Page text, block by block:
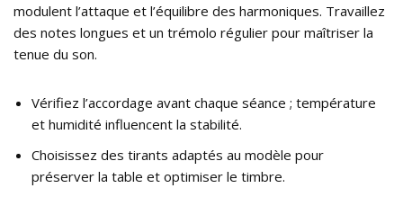
modulent l’attaque et l’équilibre des harmoniques. Travaillez
des notes longues et un trémolo régulier pour maîtriser la
tenue du son.
Vérifiez l’accordage avant chaque séance ; température
et humidité influencent la stabilité.
Choisissez des tirants adaptés au modèle pour
préserver la table et optimiser le timbre.